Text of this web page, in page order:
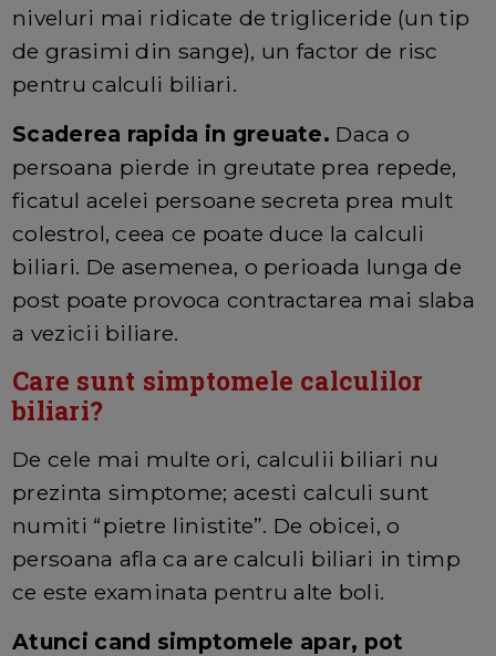
niveluri mai ridicate de trigliceride (un tip
de grasimi din sange), un factor de risc
pentru calculi biliari.
Scaderea rapida in greuate. Daca o
persoana pierde in greutate prea repede,
ficatul acelei persoane secreta prea mult
colestrol, ceea ce poate duce la calculi
biliari. De asemenea, o perioada lunga de
post poate provoca contractarea mai slaba
a vezicii biliare.
Care sunt simptomele calculilor
biliari?
De cele mai multe ori, calculii biliari nu
prezinta simptome; acesti calculi sunt
numiti “pietre linistite”. De obicei, o
persoana afla ca are calculi biliari in timp
ce este examinata pentru alte boli.
Atunci cand simptomele apar, pot